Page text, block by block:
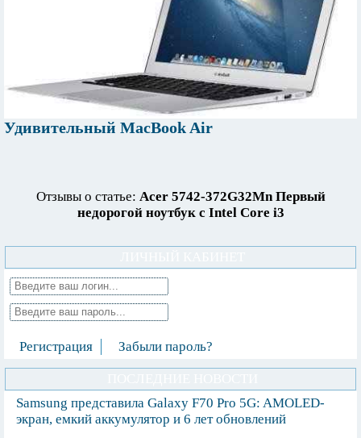
Удивительный MacBook Air
Отзывы о статье: Acer 5742-372G32Mn Первый
недорогой ноутбук с Intel Core i3
Регистрация Забыли пароль?
Samsung представила Galaxy F70 Pro 5G: AMOLED-
экран, емкий аккумулятор и 6 лет обновлений